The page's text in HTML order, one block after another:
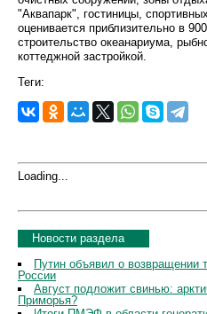
"Аквапарк", гостиницы,
оценивается приблизительно в
строительство океанариума,
коттеджной застройкой.
Теги:
Loading...
Новости раздела
Путин объявил о возвращении
России
Август подложит свинью:
Приморья?